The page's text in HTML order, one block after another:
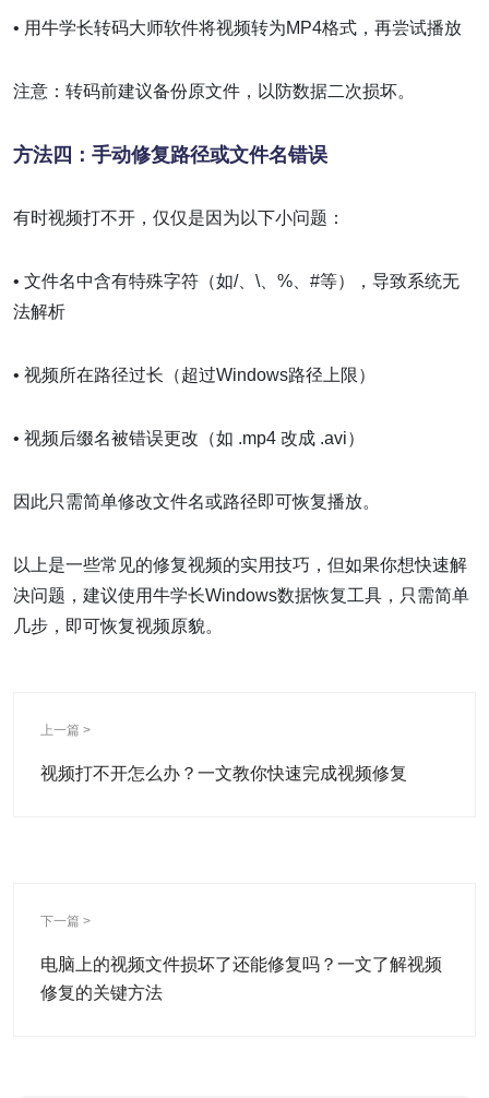
• 用牛学长转码大师软件将视频转为MP4格式，再尝试播放
注意：转码前建议备份原文件，以防数据二次损坏。
方法四：手动修复路径或文件名错误
有时视频打不开，仅仅是因为以下小问题：
• 文件名中含有特殊字符（如/、\、%、#等），导致系统无
法解析
• 视频所在路径过长（超过Windows路径上限）
• 视频后缀名被错误更改（如 .mp4 改成 .avi）
因此只需简单修改文件名或路径即可恢复播放。
以上是一些常见的修复视频的实用技巧，但如果你想快速解
决问题，建议使用牛学长Windows数据恢复工具，只需简单
几步，即可恢复视频原貌。
上一篇 >
视频打不开怎么办？一文教你快速完成视频修复
下一篇 >
电脑上的视频文件损坏了还能修复吗？一文了解视频
修复的关键方法